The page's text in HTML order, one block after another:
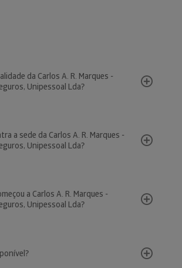
da Carlos A. R. Marques -
Unipessoal Lda?
a sede da Carlos A. R. Marques -
Unipessoal Lda?
a Carlos A. R. Marques -
Unipessoal Lda?